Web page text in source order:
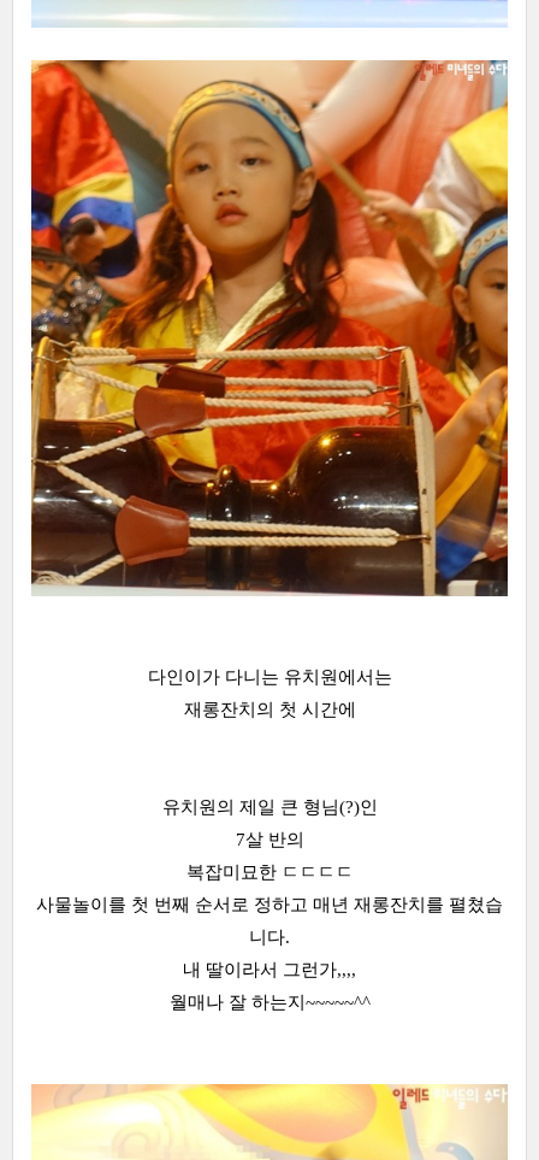
다인이가 다니는 유치원에서는
재롱잔치의 첫 시간에
유치원의 제일 큰 형님(?)인
7살 반의
복잡미묘한 ㄷㄷㄷㄷ
사물놀이를 첫 번째 순서로 정하고 매년 재롱잔치를 펼쳤습
니다.
내 딸이라서 그런가,,,,
월매나 잘 하는지~~~~~^^